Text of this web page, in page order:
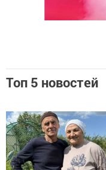
Топ 5 новостей